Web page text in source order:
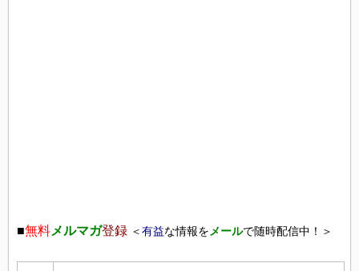
■無料メルマガ登録 ＜有益な情報を メールで随時配信中！＞